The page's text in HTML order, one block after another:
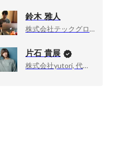
鈴木 雅人
株式会社テックグロー, 代表取締役
片石 貴展
株式会社yutori, 代表取締役社長